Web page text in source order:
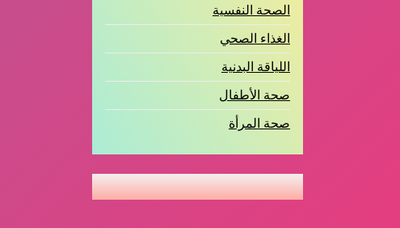
الصحة النفسية
الغذاء الصحي
اللياقة البدنية
صحة الأطفال
صحة المرأة